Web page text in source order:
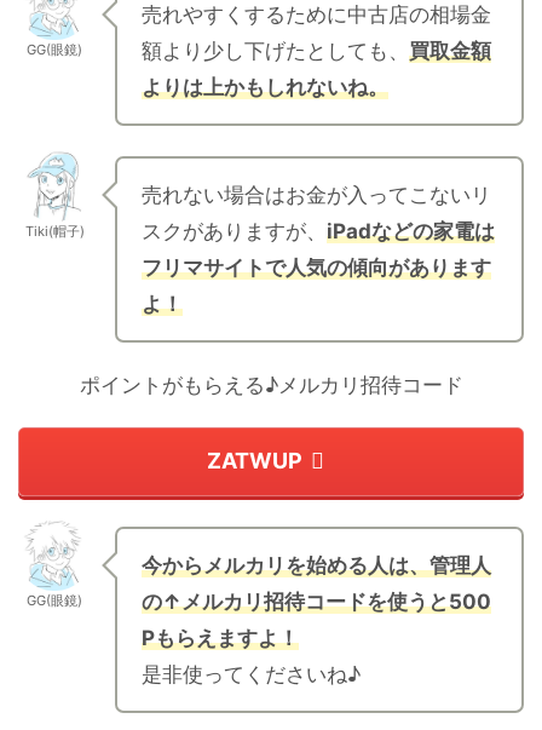
GG(眼鏡)
売れやすくするために中古店の相場金
額より少し下げたとしても、 買取金額
よりは上かもしれないね。
Tiki(帽子)
売れない場合はお金が入ってこないリ
スクがありますが、 iPadなどの家電は
フリマサイトで人気の傾向があります
よ！
ポイントがもらえる♪メルカリ招待コード
ZATWUP
GG(眼鏡)
今からメルカリを始める人は、管理人
の↑メルカリ招待コードを使うと500
Pもらえますよ！
是非使ってくださいね♪